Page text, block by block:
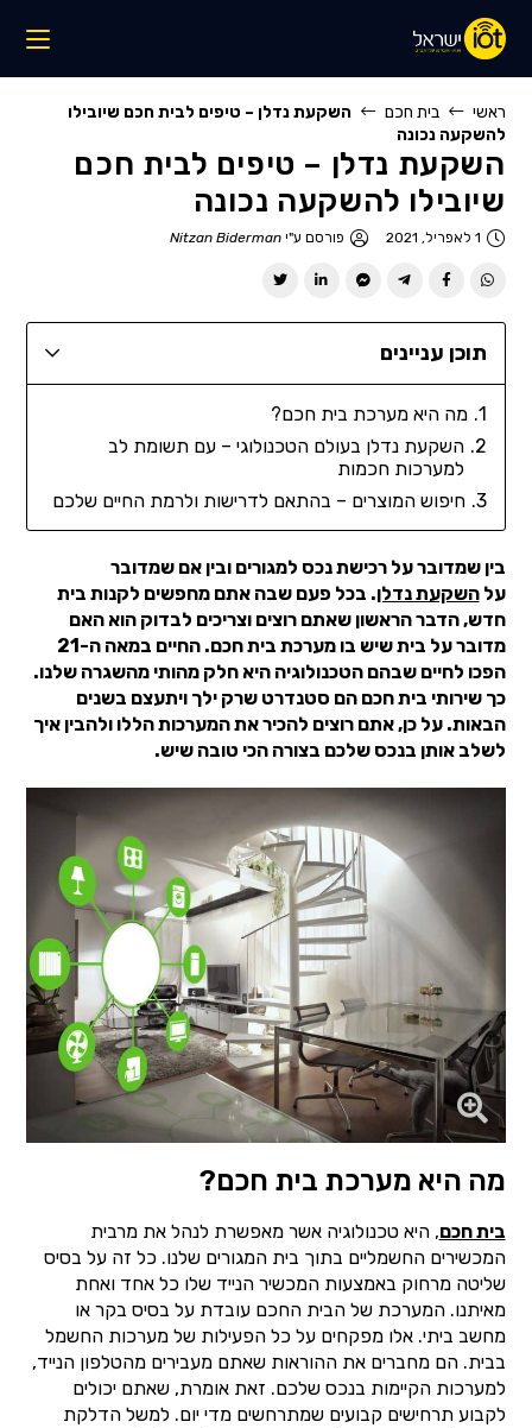
ראשי בית חכם
השקעת נדלן – טיפים לבית חכם שיובילו
להשקעה נכונה
השקעת נדלן – טיפים לבית חכם
שיובילו להשקעה נכונה
1 לאפריל, 2021 פורסם ע"יNitzan Biderman
תוכן עניינים
מה היא מערכת בית חכם?
השקעת נדלן בעולם הטכנולוגי – עם תשומת לב
למערכות חכמות
חיפוש המוצרים – בהתאם לדרישות ולרמת החיים שלכם
בין שמדובר על רכישת נכס למגורים ובין אם שמדובר
עלהשקעת נדלן. בכל פעם שבה אתם מחפשים לקנות בית
חדש, הדבר הראשון שאתם רוצים וצריכים לבדוק הוא האם
מדובר על בית שיש בו מערכת בית חכם. החיים במאה ה-21
הפכו לחיים שבהם הטכנולוגיה היא חלק מהותי מהשגרה שלנו.
כך שירותי בית חכם הם סטנדרט שרק ילך ויתעצם בשנים
הבאות. על כן, אתם רוצים להכיר את המערכות הללו ולהבין איך
לשלב אותן בנכס שלכם בצורה הכי טובה שיש.
מה היא מערכת בית חכם?
בית חכם, היא טכנולוגיה אשר מאפשרת לנהל את מרבית
המכשירים החשמליים בתוך בית המגורים שלנו. כל זה על בסיס
שליטה מרחוק באמצעות המכשיר הנייד שלו כל אחד ואחת
מאיתנו. המערכת של הבית החכם עובדת על בסיס בקר או
מחשב ביתי. אלו מפקחים על כל הפעילות של מערכות החשמל
בבית. הם מחברים את ההוראות שאתם מעבירים מהטלפון הנייד,
למערכות הקיימות בנכס שלכם. זאת אומרת, שאתם יכולים
לקבוע תרחישים קבועים שמתרחשים מדי יום. למשל הדלקת